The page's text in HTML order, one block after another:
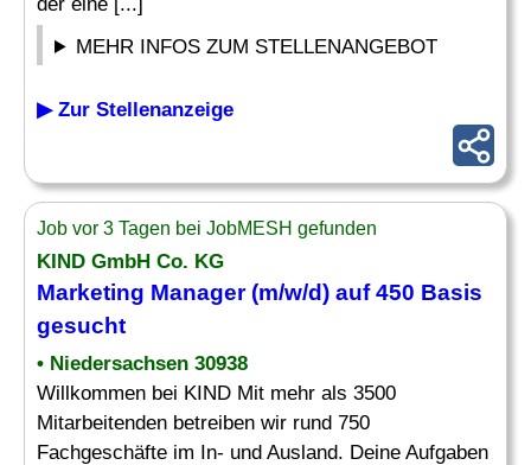
MEHR INFOS ZUM STELLENANGEBOT
▶ Zur Stellenanzeige
Job vor 3 Tagen bei JobMESH gefunden
KIND GmbH Co. KG
Marketing Manager (m/w/d) auf 450 Basis
gesucht
• Niedersachsen 30938
Willkommen bei KIND Mit mehr als 3500
Mitarbeitenden betreiben wir rund 750
Fachgeschäfte im In- und Ausland. Deine Aufgaben